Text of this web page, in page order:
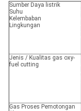
Sumber Daya listrik
Suhu
Kelembaban
Lingkungan
Jenis / Kualitas gas oxy-
fuel cutting
Gas Proses Pemotongan